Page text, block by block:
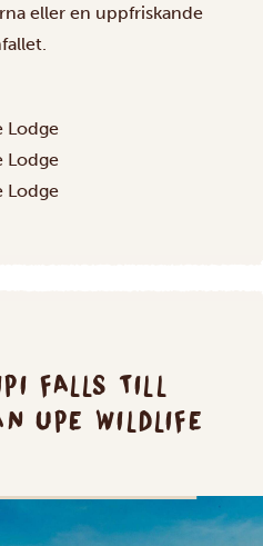
eller en uppfriskande
Lodge
Lodge
Lodge
FALLS TILL
UPE WILDLIFE
SILVER